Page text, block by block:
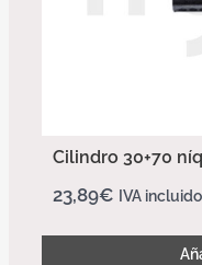
Cilindro 30+70
23,89€ IVA incluido